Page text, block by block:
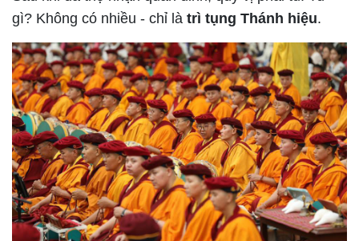
gì? Không có nhiều - chỉ là trì tụng Thánh hiệu.